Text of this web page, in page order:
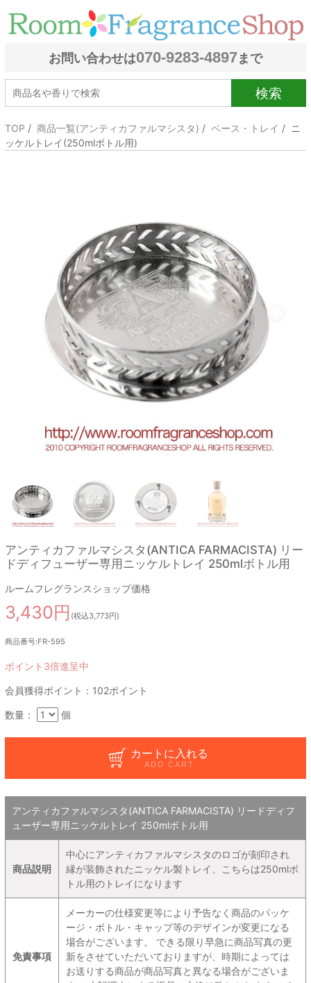
お問い合わせは070-9283-4897まで
検索
TOP / 商品一覧(アンティカファルマシスタ) / ベース・トレイ / ニ
ッケルトレイ(250mlボトル用)
アンティカファルマシスタ(ANTICA FARMACISTA) リー
ドディフューザー専用ニッケルトレイ 250mlボトル用
ルームフレグランスショップ価格
3,430円 (税込3,773円)
商品番号:FR-595
ポイント3倍進呈中
会員獲得ポイント：102ポイント
数量： 個
カートに入れる
ADD CART
アンティカファルマシスタ(ANTICA FARMACISTA) リードディフ
ューザー専用ニッケルトレイ 250mlボトル用
商品説明
中心にアンティカファルマシスタのロゴが刻印され
縁が装飾されたニッケル製トレイ、こちらは250mlボ
トル用のトレイになります
免責事項
メーカーの仕様変更等により予告なく商品のパッケ
ージ・ボトル・キャップ等のデザインが変更になる
場合がございます。 できる限り早急に商品写真の更
新をさせていただいておりますが、時期によっては
お送りする商品が商品写真と異なる場合がございま